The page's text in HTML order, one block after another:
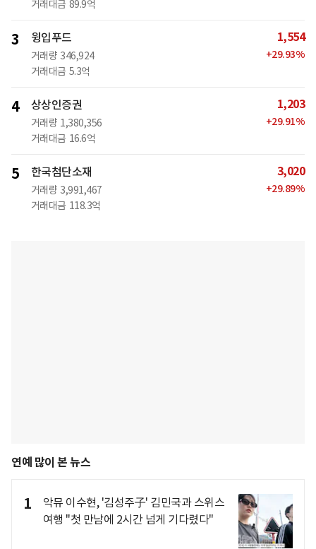
거래대금 89.9억
3 윙입푸드
거래량 346,924
거래대금 5.3억
1,554
+29.93%
4 상상인증권
거래량 1,380,356
거래대금 16.6억
1,203
+29.91%
5 한국첨단소재
거래량 3,991,467
거래대금 118.3억
3,020
+29.89%
연예 많이 본 뉴스
1
악뮤 이수현, '김성주子' 김민국과 스위스
여행 "첫 만남에 2시간 넘게 기다렸다"